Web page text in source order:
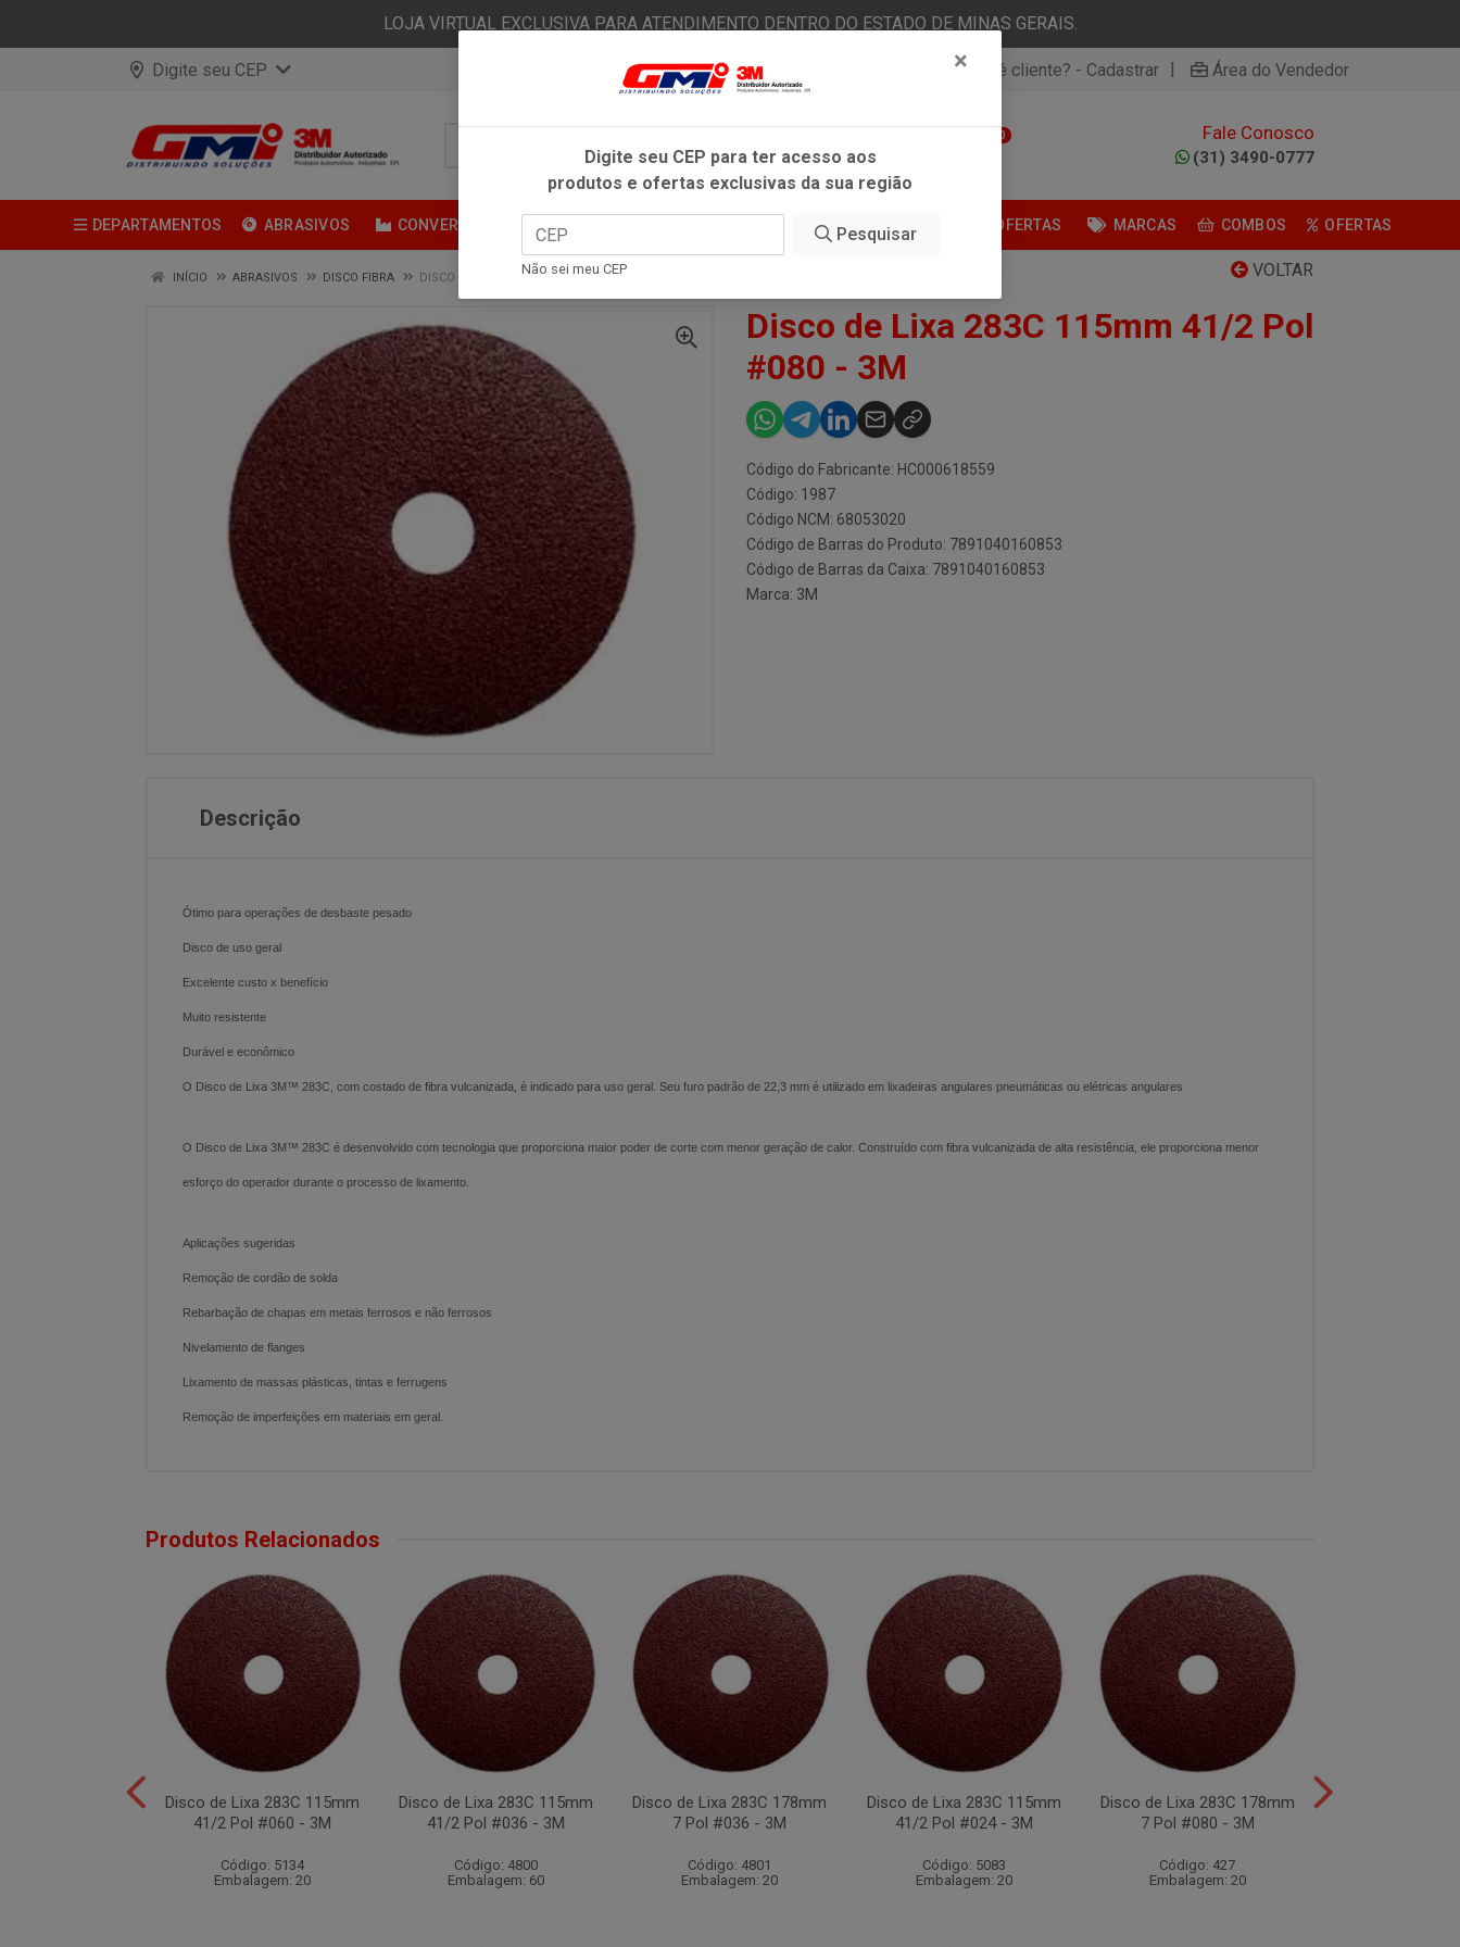
LOJA VIRTUAL EXCLUSIVA PARA ATENDIMENTO DENTRO DO ESTADO DE MINAS GERAIS.
Digite seu CEP Já é cliente? - Entrar Não é cliente? - Cadastrar | Área do Vendedor
0 Fale Conosco
(31) 3490-0777
DEPARTAMENTOS ABRASIVOS CONVERSÃO FITAS ADESIVAS ESTÉTICA AUTOMOTIVA OFERTAS MARCAS COMBOS OFERTAS
VOLTAR
INÍCIO ABRASIVOS DISCO FIBRA DISCO DE LIXA 283C 115MM 41/2 POL #080 - 3M
Disco de Lixa 283C 115mm 41/2 Pol
#080 - 3M
Código do Fabricante: HC000618559
Código: 1987
Código NCM: 68053020
Código de Barras do Produto: 7891040160853
Código de Barras da Caixa: 7891040160853
Marca: 3M
Descrição
Ótimo para operações de desbaste pesado
Disco de uso geral
Excelente custo x benefício
Muito resistente
Durável e econômico
O Disco de Lixa 3M™ 283C, com costado de fibra vulcanizada, é indicado para uso geral. Seu furo padrão de 22,3 mm é utilizado em lixadeiras angulares pneumáticas ou elétricas angulares
O Disco de Lixa 3M™ 283C é desenvolvido com tecnologia que proporciona maior poder de corte com menor geração de calor. Construído com fibra vulcanizada de alta resistência, ele proporciona menor
esforço do operador durante o processo de lixamento.
Aplicações sugeridas
Remoção de cordão de solda
Rebarbação de chapas em metais ferrosos e não ferrosos
Nivelamento de flanges
Lixamento de massas plásticas, tintas e ferrugens
Remoção de imperfeições em materiais em geral.
Produtos Relacionados
Disco de Lixa 283C 115mm
41/2 Pol #060 - 3M
Código: 5134
Embalagem: 20
Disco de Lixa 283C 115mm
41/2 Pol #036 - 3M
Código: 4800
Embalagem: 60
Disco de Lixa 283C 178mm
7 Pol #036 - 3M
Código: 4801
Embalagem: 20
Disco de Lixa 283C 115mm
41/2 Pol #024 - 3M
Código: 5083
Embalagem: 20
Disco de Lixa 283C 178mm
7 Pol #080 - 3M
Código: 427
Embalagem: 20
×
Digite seu CEP para ter acesso aos
produtos e ofertas exclusivas da sua região
Pesquisar
Não sei meu CEP